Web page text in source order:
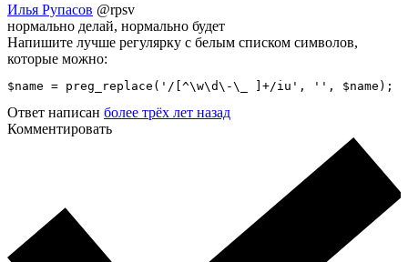
Илья Рупасов @rpsv
нормально делай, нормально будет
Напишите лучше регулярку с белым списком символов,
которые можно:
$name = preg_replace('/[^\w\d\-\_ ]+/iu', '', $name);
Ответ написан более трёх лет назад
Комментировать